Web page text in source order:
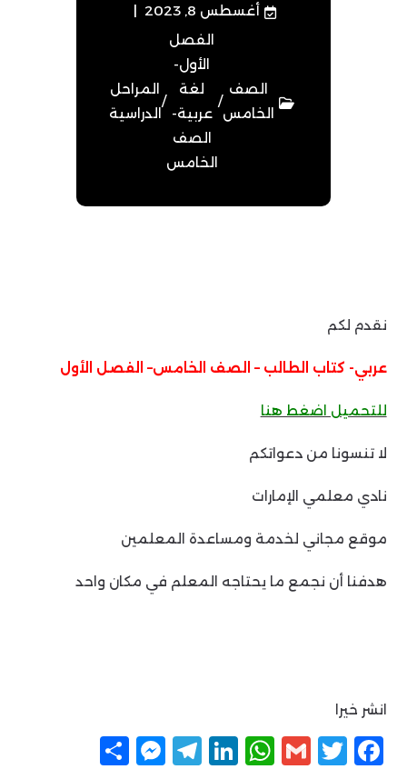
أغسطس 8, 2023
الصف
الخامس
/
الفصل
الأول-
لغة
عربية-
الصف
الخامس
/
المراحل
الدراسية
نقدم لكم
عربي- كتاب الطالب – الصف الخامس– الفصل الأول
للتحميل اضغط هنا
لا تنسونا من دعواتكم
نادي معلمي الإمارات
موقع مجاني لخدمة ومساعدة المعلمين
هدفنا أن نجمع ما يحتاجه المعلم في مكان واحد
انشر خيرا
F
T
G
W
Li
T
M